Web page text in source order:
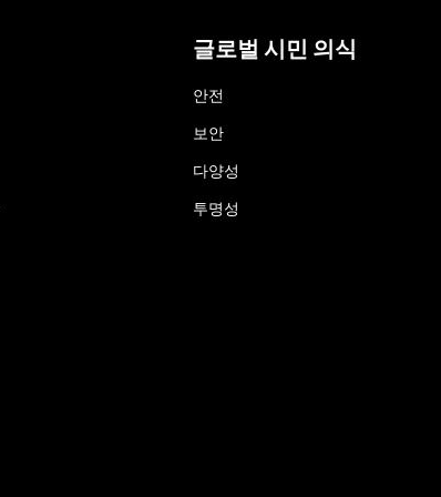
글로벌 시민 의식
안전
보안
다양성
투명성